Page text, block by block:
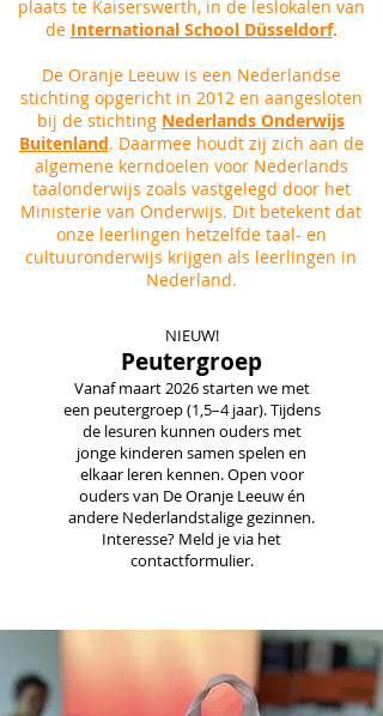
plaats te Kaiserswerth, in de leslokalen van
de International School Düsseldorf.
De Oranje Leeuw is een Nederlandse
stichting opgericht in 2012 en aangesloten
bij de stichting Nederlands Onderwijs
Buitenland. Daarmee houdt zij zich aan de
algemene kerndoelen voor Nederlands
taalonderwijs zoals vastgelegd door het
Ministerie van Onderwijs. Dit betekent dat
onze leerlingen hetzelfde taal- en
cultuuronderwijs krijgen als leerlingen in
Nederland.
NIEUW!
Peutergroep
Vanaf maart 2026 starten we met
een peutergroep (1,5–4 jaar). Tijdens
de lesuren kunnen ouders met
jonge kinderen samen spelen en
elkaar leren kennen. Open voor
ouders van De Oranje Leeuw én
andere Nederlandstalige gezinnen.
Interesse? Meld je via het
contactformulier.